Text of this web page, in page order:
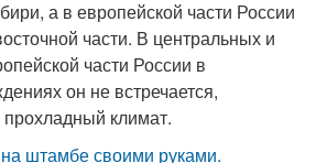
а в европейской части России
части. В центральных и
части России в
он не встречается,
климат.